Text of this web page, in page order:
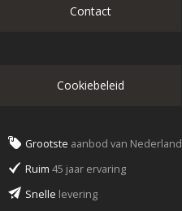
Contact
Cookiebeleid
Grootste aanbod van Nederland
Ruim 45 jaar ervaring
Snelle levering